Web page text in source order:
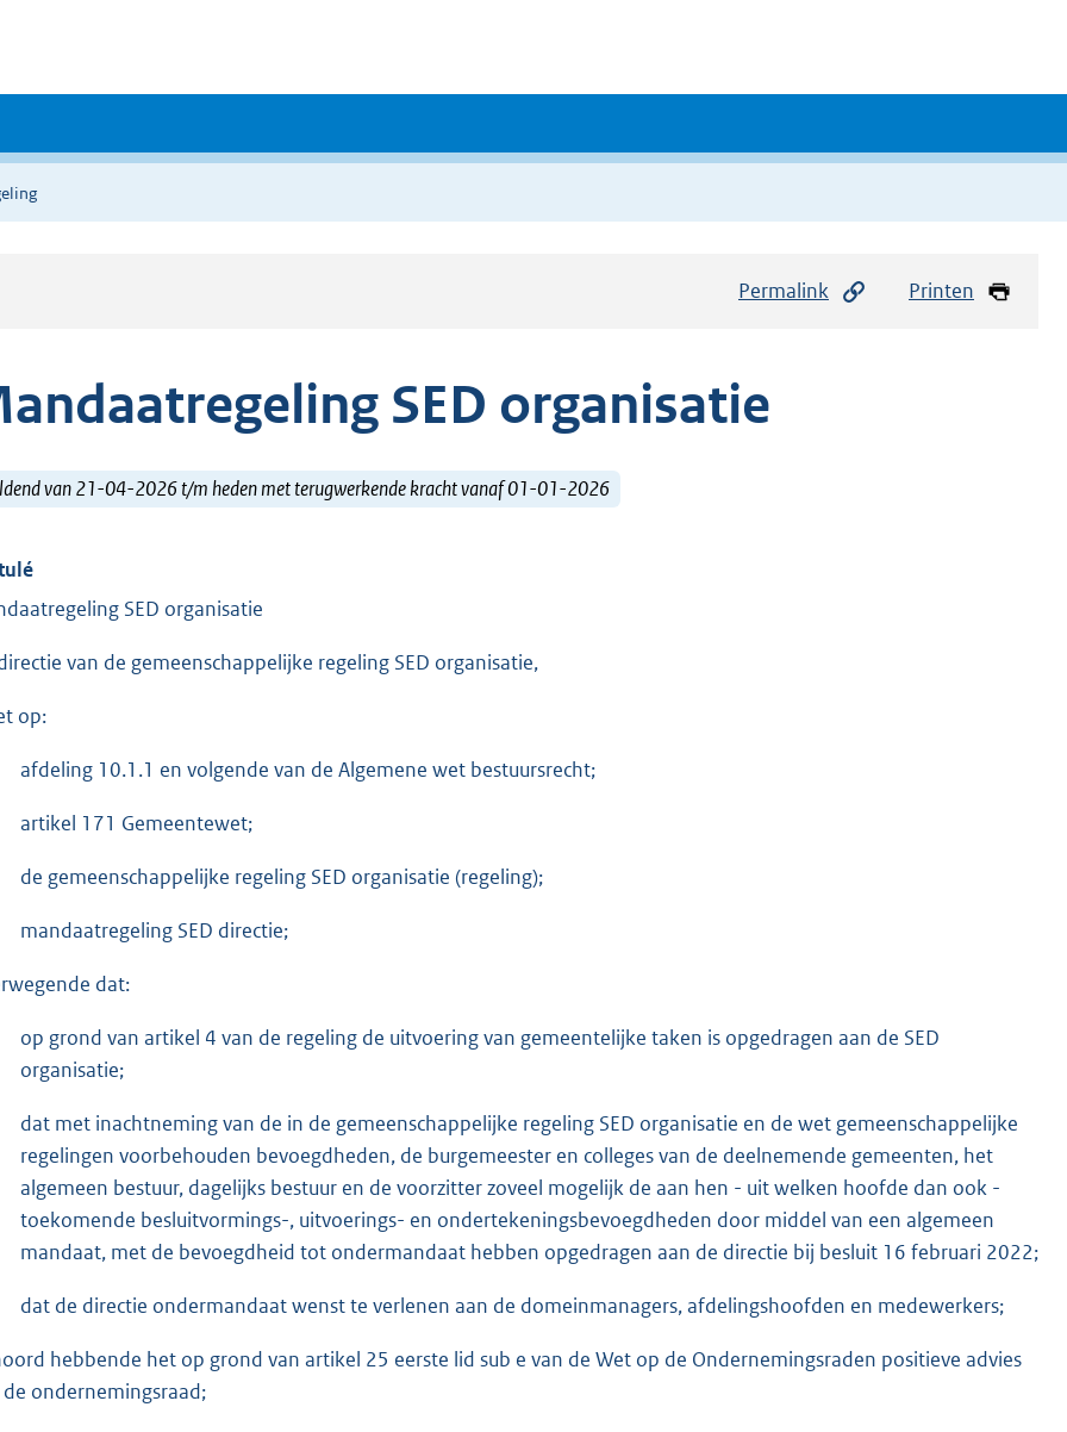
Permalink Printen
SED organisatie
van 21-04-2026 t/m heden met terugwerkende kracht vanaf 01-01-2026
SED organisatie
van de gemeenschappelijke regeling SED organisatie,
op:
afdeling 10.1.1 en volgende van de Algemene wet bestuursrecht;
artikel 171 Gemeentewet;
de gemeenschappelijke regeling SED organisatie (regeling);
mandaatregeling SED directie;
dat:
op grond van artikel 4 van de regeling de uitvoering van gemeentelijke taken is opgedragen aan de SED
organisatie;
dat met inachtneming van de in de gemeenschappelijke regeling SED organisatie en de wet gemeenschappelijke
regelingen voorbehouden bevoegdheden, de burgemeester en colleges van de deelnemende gemeenten, het
algemeen bestuur, dagelijks bestuur en de voorzitter zoveel mogelijk de aan hen - uit welken hoofde dan ook -
toekomende besluitvormings-, uitvoerings- en ondertekeningsbevoegdheden door middel van een algemeen
mandaat, met de bevoegdheid tot ondermandaat hebben opgedragen aan de directie bij besluit 16 februari 2022;
dat de directie ondermandaat wenst te verlenen aan de domeinmanagers, afdelingshoofden en medewerkers;
hebbende het op grond van artikel 25 eerste lid sub e van de Wet op de Ondernemingsraden positieve advies
ondernemingsraad;